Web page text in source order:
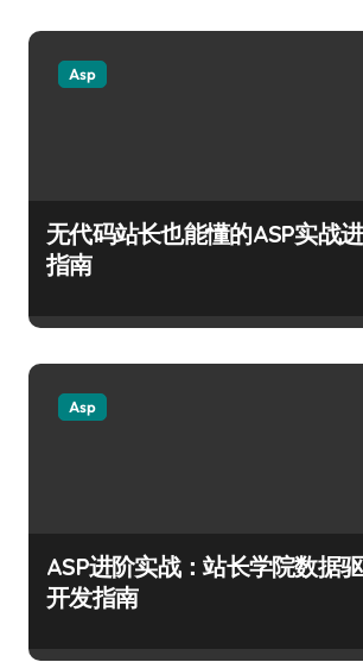
Asp
无代码站长也能懂的ASP实战
指南
Asp
ASP进阶实战：站长学院数据
开发指南